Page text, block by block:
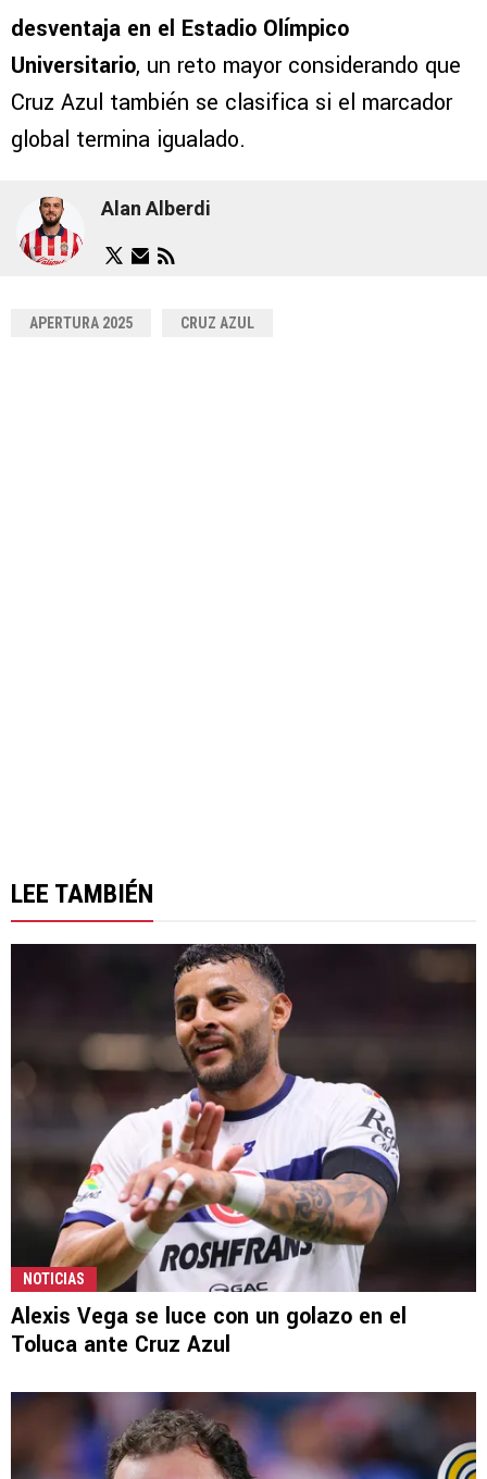
desventaja en el Estadio Olímpico
Universitario, un reto mayor considerando que
Cruz Azul también se clasifica si el marcador
global termina igualado.
Alan Alberdi
APERTURA 2025 CRUZ AZUL
LEE TAMBIÉN
NOTICIAS
Alexis Vega se luce con un golazo en el
Toluca ante Cruz Azul